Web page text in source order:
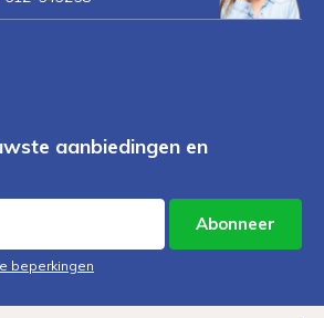
aanbiedingen en
Abonneer
beperkingen